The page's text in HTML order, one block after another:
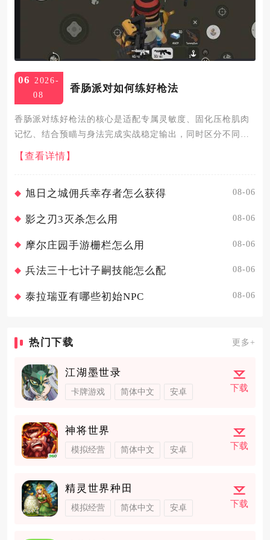
06 2026-
08
香肠派对如何练好枪法
香肠派对练好枪法的核心是适配专属灵敏度、固化压枪肌肉
记忆、结合预瞄与身法完成实战稳定输出，同时区分不同距
离枪械逻辑，通过训练场定向训练叠加对局实战打磨精准
度。灵敏度不能直接照搬他人参数，应当进入灵敏度设置界
【查看详情】
旭日之城佣兵幸存者怎么获得 08-06
影之刃3灭杀怎么用 08-06
摩尔庄园手游栅栏怎么用 08-06
兵法三十七计子嗣技能怎么配 08-06
泰拉瑞亚有哪些初始NPC 08-06
热门下载 更多+
江湖墨世录
卡牌游戏 简体中文 安卓 下载
神将世界
模拟经营 简体中文 安卓 下载
精灵世界种田
模拟经营 简体中文 安卓 下载